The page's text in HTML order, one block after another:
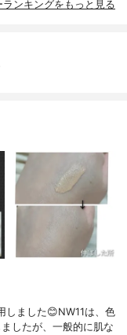
ランキングをもっと見る
しました😊NW11は、色
したが、一般的に肌な